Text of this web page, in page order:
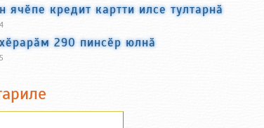
ячӗпе кредит картти илсе тултарнӑ
290 пинсӗр юлнӑ